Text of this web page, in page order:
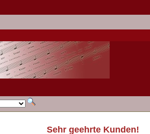
Sehr geehrte Kunden!